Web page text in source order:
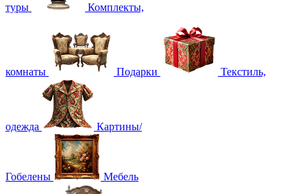
туры Комплекты,
комнаты Подарки Текстиль,
одежда Картины/
Гобелены Мебель